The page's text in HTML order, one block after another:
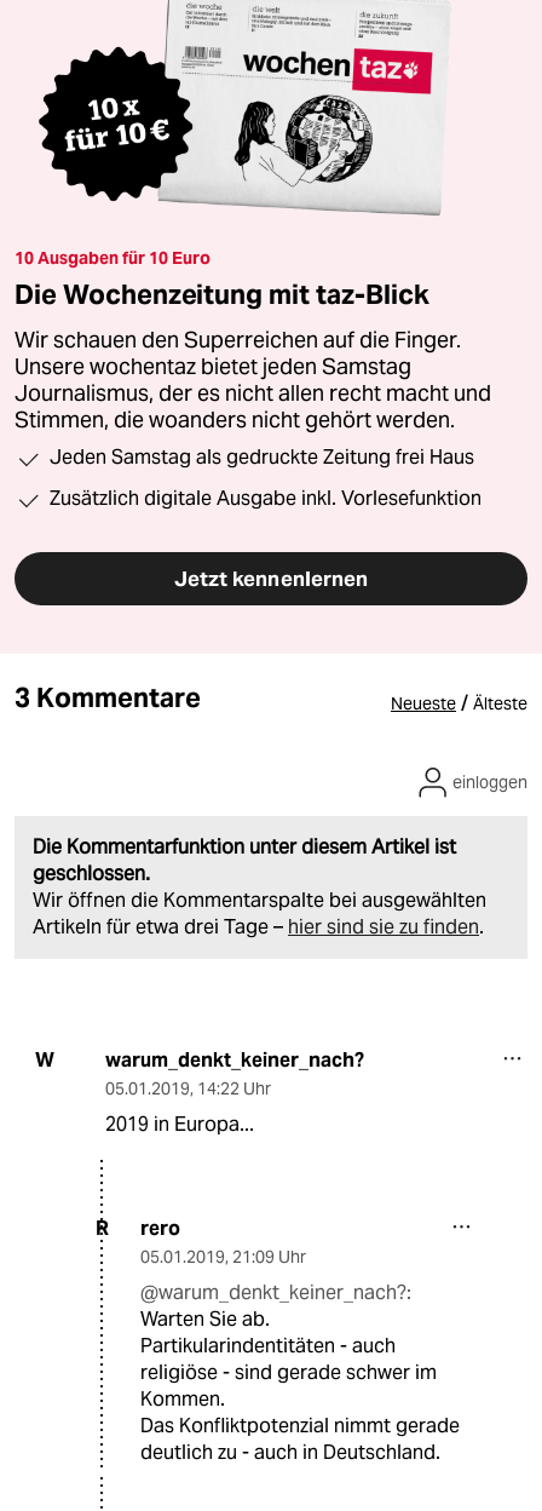
10 Ausgaben für 10 Euro
Die Wochenzeitung mit taz-Blick
Wir schauen den Superreichen auf die Finger.
Unsere wochentaz bietet jeden Samstag
Journalismus, der es nicht allen recht macht und
Stimmen, die woanders nicht gehört werden.
Jeden Samstag als gedruckte Zeitung frei Haus
Zusätzlich digitale Ausgabe inkl. Vorlesefunktion
Jetzt kennenlernen
3 Kommentare Neueste / Älteste
Die Kommentarfunktion unter diesem Artikel ist
geschlossen.
Wir öffnen die Kommentarspalte bei ausgewählten
Artikeln für etwa drei Tage – hier sind sie zu finden.
einloggen
W warum_denkt_keiner_nach?
05.01.2019, 14:22 Uhr
2019 in Europa...
R rero
05.01.2019, 21:09 Uhr
@warum_denkt_keiner_nach?:
Warten Sie ab.
Partikularindentitäten - auch
religiöse - sind gerade schwer im
Kommen.
Das Konfliktpotenzial nimmt gerade
deutlich zu - auch in Deutschland.